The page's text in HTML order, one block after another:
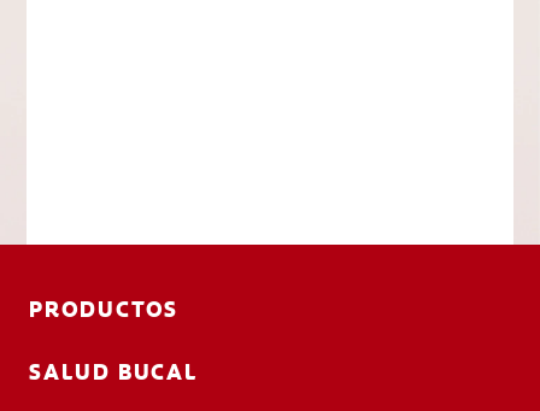
PRODUCTOS
SALUD BUCAL